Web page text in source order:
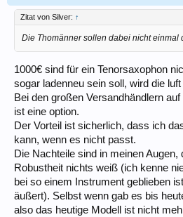
Zitat von Silver: ↑
Die Thomänner sollen dabei nicht einmal
1000€ sind für ein Tenorsaxophon
sogar ladenneu sein soll, wird die
Bei den großen Versandhändlern
ist eine option.
Der Vorteil ist sicherlich, dass ich
kann, wenn es nicht passt.
Die Nachteile sind in meinen Augen,
Robustheit nichts weiß (ich kenne
bei so einem Instrument geblieben
äußert). Selbst wenn gab es bis
also das heutige Modell ist nicht